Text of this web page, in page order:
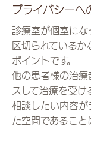
プライバシーへ
診療室が個室に
区切られている
ポイントです。
他の患者様の治
スして治療を受
相談したい内容
た空間であること